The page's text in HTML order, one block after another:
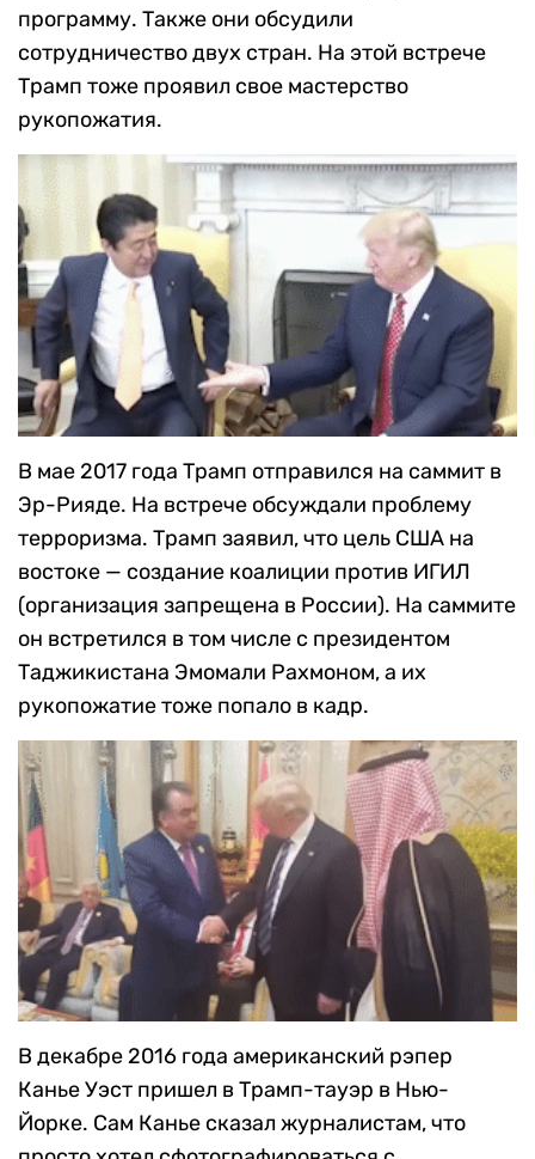
программу. Также они обсудили
сотрудничество двух стран. На этой встрече
Трамп тоже проявил свое мастерство
рукопожатия.
В мае 2017 года Трамп отправился на саммит в
Эр-Рияде. На встрече обсуждали проблему
терроризма. Трамп заявил, что цель США на
востоке — создание коалиции против ИГИЛ
(организация запрещена в России). На саммите
он встретился в том числе с президентом
Таджикистана Эмомали Рахмоном, а их
рукопожатие тоже попало в кадр.
В декабре 2016 года американский рэпер
Канье Уэст пришел в Трамп-тауэр в Нью-
Йорке. Сам Канье сказал журналистам, что